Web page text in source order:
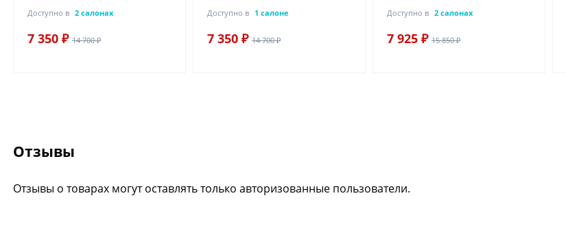
Доступно в 2 салонах
7 350 ₽ 14 700 ₽
Доступно в 1 салоне
7 350 ₽ 14 700 ₽
Доступно в 2 салонах
7 925 ₽ 15 850 ₽
Отзывы
Отзывы о товарах могут оставлять только авторизованные пользователи.